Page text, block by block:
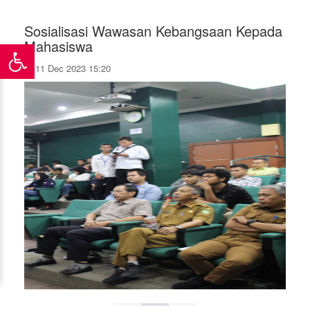
Sosialisasi Wawasan Kebangsaan Kepada
Mahasiswa
11 Dec 2023 15:20